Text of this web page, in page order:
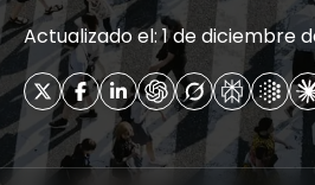
Actualizado el: 1 de diciembre